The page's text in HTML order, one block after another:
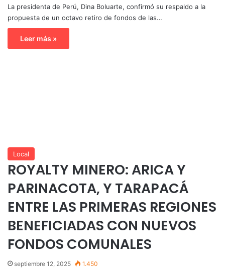
La presidenta de Perú, Dina Boluarte, confirmó su respaldo a la
propuesta de un octavo retiro de fondos de las…
Leer más »
Local
ROYALTY MINERO: ARICA Y
PARINACOTA, Y TARAPACÁ
ENTRE LAS PRIMERAS REGIONES
BENEFICIADAS CON NUEVOS
FONDOS COMUNALES
septiembre 12, 2025 1.450